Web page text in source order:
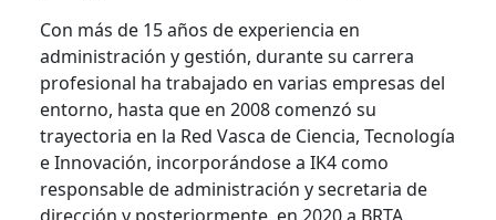
Con más de 15 años de experiencia en
administración y gestión, durante su carrera
profesional ha trabajado en varias empresas del
entorno, hasta que en 2008 comenzó su
trayectoria en la Red Vasca de Ciencia, Tecnología
e Innovación, incorporándose a IK4 como
responsable de administración y secretaria de